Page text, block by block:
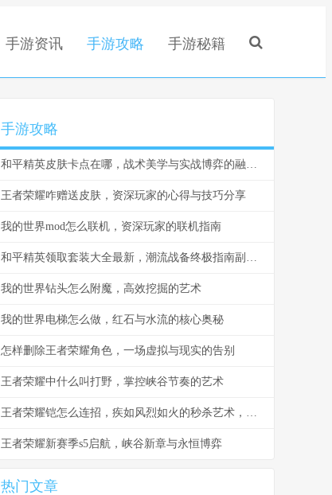
手游资讯 手游攻略 手游秘籍
手游攻略
和平精英皮肤卡点在哪，战术美学与实战博弈的融合点
王者荣耀咋赠送皮肤，资深玩家的心得与技巧分享
我的世界mod怎么联机，资深玩家的联机指南
和平精英领取套装大全最新，潮流战备终极指南副标题
我的世界钻头怎么附魔，高效挖掘的艺术
我的世界电梯怎么做，红石与水流的核心奥秘
怎样删除王者荣耀角色，一场虚拟与现实的告别
王者荣耀中什么叫打野，掌控峡谷节奏的艺术
王者荣耀铠怎么连招，疾如风烈如火的秒杀艺术，副标题一刀入魂的终极奥义
王者荣耀新赛季s5启航，峡谷新章与永恒博弈
热门文章